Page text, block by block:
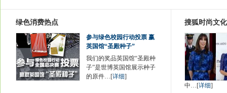
绿色消费热点
参与绿色校园行动投票 赢
英国馆“圣殿种子”
我们的奖品英国馆“圣殿种
子”是世博英国馆展示种子
的原件…[详细]
搜狐时尚文
中…[详细]